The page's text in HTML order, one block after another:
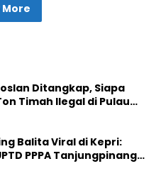
More
Ditangkap, Siapa
Timah Ilegal di Pulau
Balita Viral di Kepri:
PPPA Tanjungpinang